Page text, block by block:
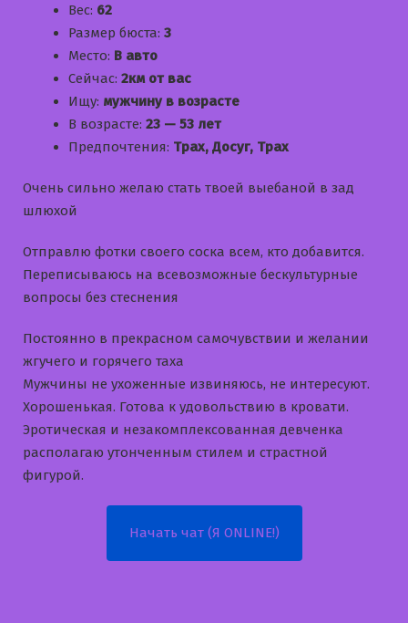
Вес: 62
Размер бюста: 3
Место: В авто
Сейчас: 2км от вас
Ищу: мужчину в возрасте
В возрасте: 23 — 53 лет
Предпочтения: Трах, Досуг, Трах
Очень сильно желаю стать твоей выебаной в зад
шлюхой
Отправлю фотки своего соска всем, кто добавится.
Переписываюсь на всевозможные бескультурные
вопросы без стеснения
Постоянно в прекрасном самочувствии и желании
жгучего и горячего таха
Мужчины не ухоженные извиняюсь, не интересуют.
Хорошенькая. Готова к удовольствию в кровати.
Эротическая и незакомплексованная девченка
располагаю утонченным стилем и страстной
фигурой.
Начать чат (Я ONLINE!)